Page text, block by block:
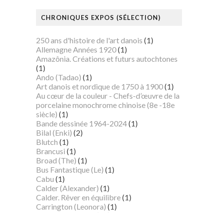
CHRONIQUES EXPOS (SÉLECTION)
250 ans d'histoire de l'art danois (1)
Allemagne Années 1920(1)
Amazônia. Créations et futurs autochtones
(1)
Ando (Tadao) (1)
Art danois et nordique de 1750 à 1900(1)
Au cœur de la couleur - Chefs-d’œuvre de la
porcelaine monochrome chinoise (8e -18e
siècle) (1)
Bande dessinée 1964-2024(1)
Bilal (Enki) (2)
Blutch (1)
Brancusi (1)
Broad (The) (1)
Bus Fantastique (Le) (1)
Cabu (1)
Calder (Alexander) (1)
Calder. Rêver en équilibre(1)
Carrington (Leonora) (1)